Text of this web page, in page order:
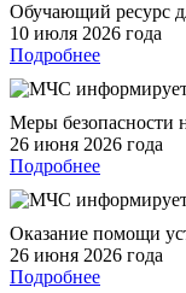
Обучающий ресурс
10 июля 2026 года
Подробнее
Меры безопасности
26 июня 2026 года
Подробнее
Оказание помощи
26 июня 2026 года
Подробнее